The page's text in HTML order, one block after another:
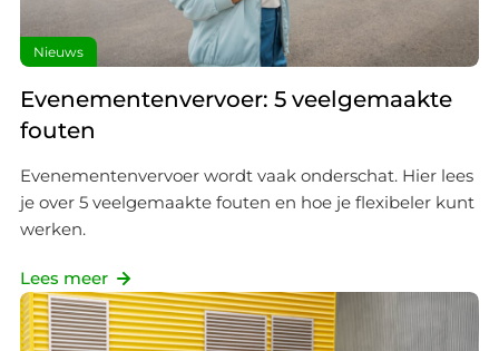
Nieuws
Evenementenvervoer: 5 veelgemaakte
fouten
Evenementenvervoer wordt vaak onderschat. Hier lees
je over 5 veelgemaakte fouten en hoe je flexibeler kunt
werken.
Lees meer